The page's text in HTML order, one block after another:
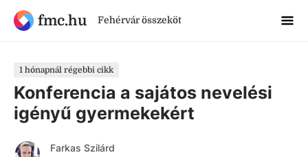
fmc.hu Fehérvár összeköt
1 hónapnál régebbi cikk
Konferencia a sajátos nevelési
igényű gyermekekért
Farkas Szilárd